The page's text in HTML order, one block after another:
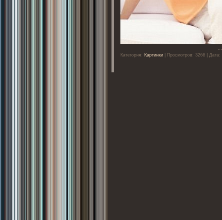
Категория: Картинки | Просмотров: 3266 |